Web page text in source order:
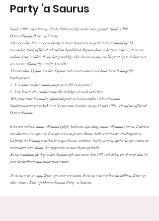
Party 'a Saurus
Sinds 1988 vriendinnen. Sinds 1988 een bijzonder roze gevoel. Sinds 1988
Damesdispuut Party 'a Saurus.
Als ras echte dino met een biertje in haar hand een en peuk in haar mond op 15
november 1988 officieel erkend tot kandidaat dispuut door acht zeer actieve, stoere en
enthousiaste meiden die op het geweldige idee kwamen om een Dispuut op te richten met
een naam afkomstig vanuit Amerika.
Al meer dan 35 jaar zet het dispuut zich voort samen met haar twee belangrijke
betekenissen:
1. A creature whose main purpose in life is to party!
2. Any beast who enthusiastically indulges in such activities.
Met grote trots het oudste damesdispuut in Leeuwarden verbonden aan
Studentenvereniging Io Vivat Nostrorum Sanitas en op 21 mei 1991 erkend tot officieel
Damesdispuut.
Iedereen anders, maar allemaal gelijk. Iedereen zijn ding, maar allemaal samen. Iedereen
met dat ene roze gevoel. Een gevoel wat je met elkaar deelt wat niet te omschrijven is.
Lichting na lichting worden er wijze lessen, tradities, liefde, tranen, liederen, gevoelens en
momenten aan elkaar doorgegeven en met elkaar gedeeld.
Tot op vandaag de dag is het dispuut rijk aan meer dan 180 oud-leden en al meer dan 35
jaar herkenbaar aan onze roze truien.
Trots op wie we zijn, Trots op waar we staan, Trots op wat we bereikt hebben, Trots op
elke vrouw, Trots op Damesdispuut Party 'a Saurus.